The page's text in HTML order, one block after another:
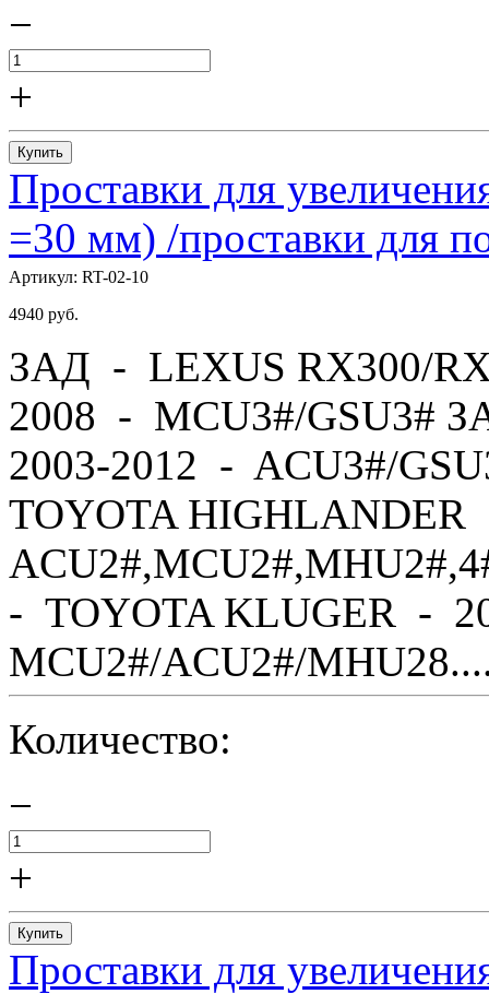
−
+
Купить
Проставки для
=30 мм) /проставки для
Артикул: RT-02-10
4940 руб.
ЗАД - LEXUS RX300/
2008 - MCU3#/GSU3#
2003-2012 - ACU3#/
TOYOTA
- TOYOTA KLUGER -
MCU2#/ACU2#/
Количество:
−
+
Купить
Проставки для